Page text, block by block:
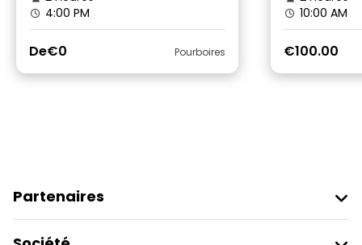
4:00 PM
De€0 Pourboires
10:00 AM
€100.00
Partenaires